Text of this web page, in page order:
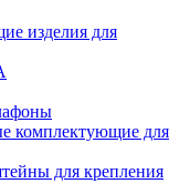
изделия для
комплектующие для
для крепления